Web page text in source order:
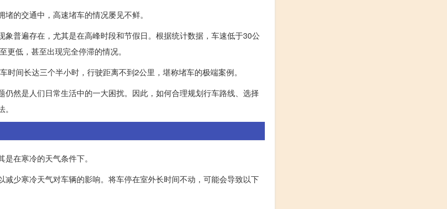
的交通中，高速堵车的情况屡见不鲜。
普遍存在，尤其是在高峰时段和节假日。根据统计数据，车速低于30公
低，甚至出现完全停滞的情况。
间长达三个半小时，行驶距离不到2公里，堪称堵车的极端案例。
然是人们日常生活中的一大困扰。因此，如何合理规划行车路线、选择
在寒冷的天气条件下。
少寒冷天气对车辆的影响。将车停在室外长时间不动，可能会导致以下